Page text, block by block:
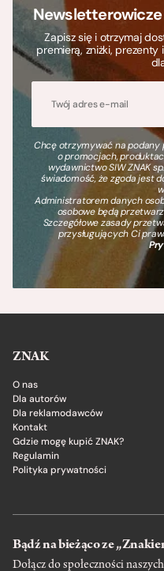
Newsletterowicze
Zapisz się i otrzymaj
premierą, zniżki,
Chcę otrzymywać na
o promocjach,
wydawnictwo SIW ZNAK
świadomość, że zgoda jest
Administratorem danych
osobowe będą
Szczegółowe zasady
przysługujących Ci
ZNAK
O nas
Dla autorów
Dla reklamodawców
Kontakt
Gdzie mogę kupić ZNAK?
Regulamin
Polityka prywatności
Bądź na bieżąco ze
Dołącz do społeczności